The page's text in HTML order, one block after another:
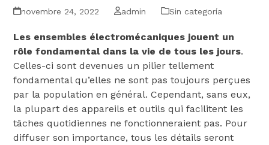
novembre 24, 2022 admin Sin categoría
Les ensembles électromécaniques jouent un
rôle fondamental dans la vie de tous les jours.
Celles-ci sont devenues un pilier tellement
fondamental qu’elles ne sont pas toujours perçues
par la population en général. Cependant, sans eux,
la plupart des appareils et outils qui facilitent les
tâches quotidiennes ne fonctionneraient pas. Pour
diffuser son importance, tous les détails seront